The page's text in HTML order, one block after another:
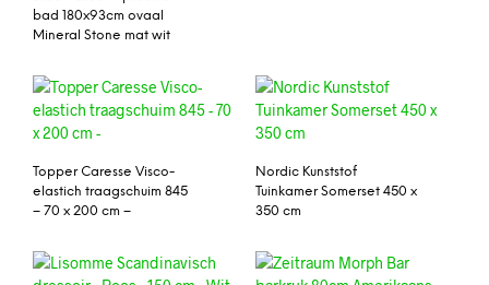
bad 180x93cm ovaal
Mineral Stone mat wit
Topper Caresse Visco-
elastich traagschuim 845
– 70 x 200 cm –
Nordic Kunststof
Tuinkamer Somerset 450 x
350 cm